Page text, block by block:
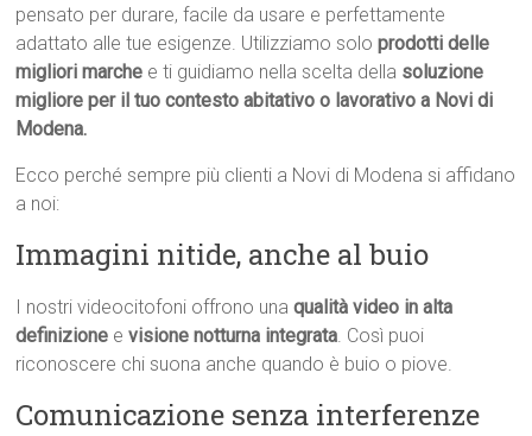
pensato per durare, facile da usare e perfettamente
adattato alle tue esigenze. Utilizziamo soloprodotti delle
migliori marche e ti guidiamo nella scelta della soluzione
migliore per il tuo contesto abitativo o lavorativo a Novi di
Modena.
Ecco perché sempre più clienti a Novi di Modena si affidano
a noi:
Immagini nitide, anche al buio
I nostri videocitofoni offrono unaqualità video in alta
definizione evisione notturna integrata. Così puoi
riconoscere chi suona anche quando è buio o piove.
Comunicazione senza interferenze